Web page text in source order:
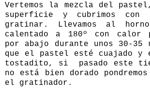
Vertemos la mezcla del
superficie y cubrimos con
gratinar. Llevamos al horno
calentado a 180º con
por abajo durante unos 30-35
que el pastel esté cuajado y
tostadito, si pasado este
no está bien dorado
el gratinador.